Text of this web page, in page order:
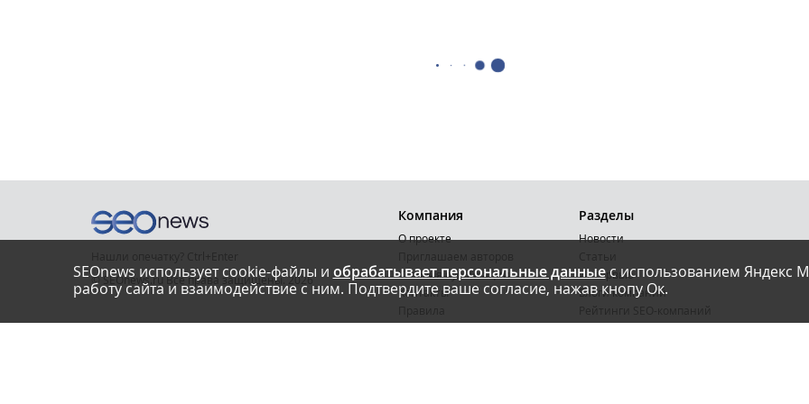
SEOnews использует cookie-файлы и обрабатывает персональные данныес использованием Яндекс
работу сайта и взаимодействие с ним. Подтвердите ваше согласие, нажав кнопу Ок.
© SEOnews.ru Все права защищены. 2026
Email редакции: info@seonews.ru
Компания
О проекте
Условия публикации
Контакты
Карта сайта
Разделы
Новости
Интервью
Блоги компаний
Календарь событий